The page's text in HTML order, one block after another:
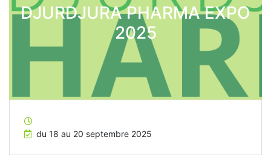
DJURDJURA PHARMA EXPO
2025
du 18 au 20 septembre 2025